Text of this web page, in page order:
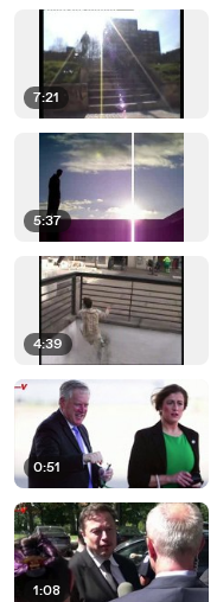
7:21
5:37
4:39
0:51
1:08